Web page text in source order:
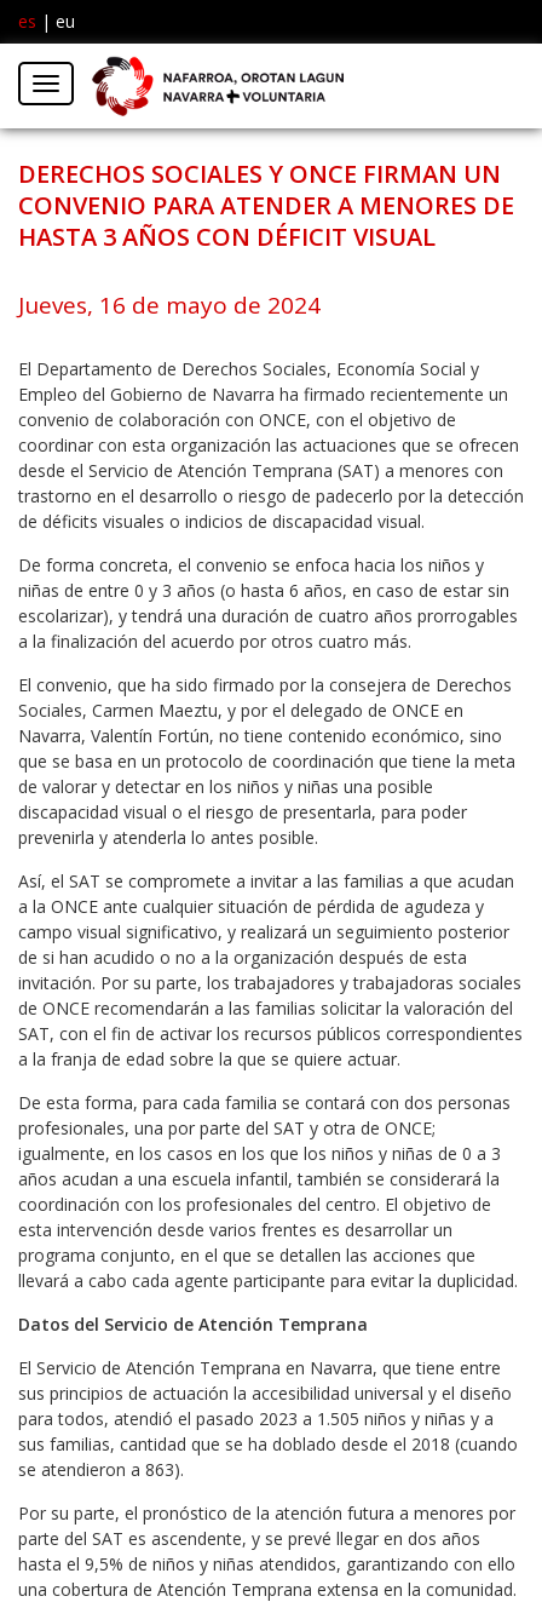
es | eu
Menú
DERECHOS SOCIALES Y ONCE FIRMAN UN
CONVENIO PARA ATENDER A MENORES DE
HASTA 3 AÑOS CON DÉFICIT VISUAL
Jueves, 16 de mayo de 2024
El Departamento de Derechos Sociales, Economía Social y
Empleo del Gobierno de Navarra ha firmado recientemente un
convenio de colaboración con ONCE, con el objetivo de
coordinar con esta organización las actuaciones que se ofrecen
desde el Servicio de Atención Temprana (SAT) a menores con
trastorno en el desarrollo o riesgo de padecerlo por la detección
de déficits visuales o indicios de discapacidad visual.
De forma concreta, el convenio se enfoca hacia los niños y
niñas de entre 0 y 3 años (o hasta 6 años, en caso de estar sin
escolarizar), y tendrá una duración de cuatro años prorrogables
a la finalización del acuerdo por otros cuatro más.
El convenio, que ha sido firmado por la consejera de Derechos
Sociales, Carmen Maeztu, y por el delegado de ONCE en
Navarra, Valentín Fortún, no tiene contenido económico, sino
que se basa en un protocolo de coordinación que tiene la meta
de valorar y detectar en los niños y niñas una posible
discapacidad visual o el riesgo de presentarla, para poder
prevenirla y atenderla lo antes posible.
Así, el SAT se compromete a invitar a las familias a que acudan
a la ONCE ante cualquier situación de pérdida de agudeza y
campo visual significativo, y realizará un seguimiento posterior
de si han acudido o no a la organización después de esta
invitación. Por su parte, los trabajadores y trabajadoras sociales
de ONCE recomendarán a las familias solicitar la valoración del
SAT, con el fin de activar los recursos públicos correspondientes
a la franja de edad sobre la que se quiere actuar.
De esta forma, para cada familia se contará con dos personas
profesionales, una por parte del SAT y otra de ONCE;
igualmente, en los casos en los que los niños y niñas de 0 a 3
años acudan a una escuela infantil, también se considerará la
coordinación con los profesionales del centro. El objetivo de
esta intervención desde varios frentes es desarrollar un
programa conjunto, en el que se detallen las acciones que
llevará a cabo cada agente participante para evitar la duplicidad.
Datos del Servicio de Atención Temprana
El Servicio de Atención Temprana en Navarra, que tiene entre
sus principios de actuación la accesibilidad universal y el diseño
para todos, atendió el pasado 2023 a 1.505 niños y niñas y a
sus familias, cantidad que se ha doblado desde el 2018 (cuando
se atendieron a 863).
Por su parte, el pronóstico de la atención futura a menores por
parte del SAT es ascendente, y se prevé llegar en dos años
hasta el 9,5% de niños y niñas atendidos, garantizando con ello
una cobertura de Atención Temprana extensa en la comunidad.